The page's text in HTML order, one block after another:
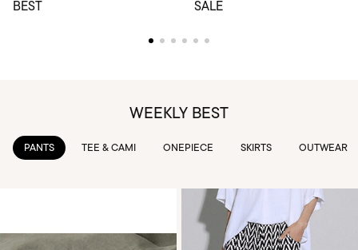
BEST SALE
WEEKLY BEST
PANTS TEE & CAMI ONEPIECE SKIRTS OUTWEAR